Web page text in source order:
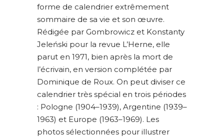
forme de calendrier extrêmement
sommaire de sa vie et son œuvre.
Rédigée par Gombrowicz et Konstanty
Jeleński pour la revue L’Herne, elle
parut en 1971, bien après la mort de
l’écrivain, en version complétée par
Dominique de Roux. On peut diviser ce
calendrier très spécial en trois périodes
: Pologne (1904–1939), Argentine (1939–
1963) et Europe (1963–1969). Les
photos sélectionnées pour illustrer